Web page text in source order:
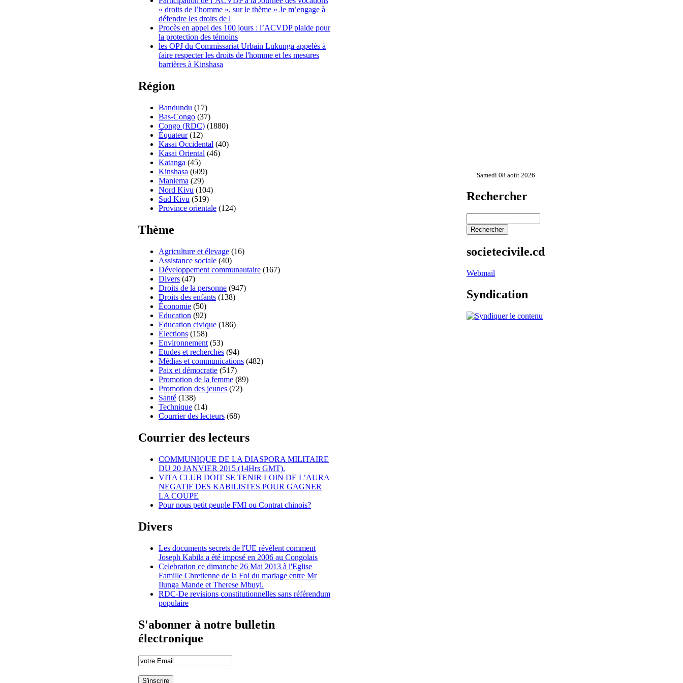
« droits de l’homme », sur le thème « Je m’engage à
défendre les droits de l
Procès en appel des 100 jours : l’ACVDP plaide pour
la protection des témoins
les OPJ du Commissariat Urbain Lukunga appelés à
faire respecter les droits de l'homme et les mesures
barrières à Kinshasa
Région
Bandundu (17)
Bas-Congo (37)
Congo (RDC) (1880)
Équateur(12)
Kasai Occidental (40)
Kasai Oriental (46)
Katanga (45)
Kinshasa (609)
Maniema (29)
Nord Kivu (104)
Sud Kivu (519)
Province orientale (124)
Thème
Agriculture et élevage (16)
Assistance sociale (40)
Développement communautaire (167)
Divers (47)
Droits de la personne (947)
Droits des enfants (138)
Économie (50)
Education (92)
Education civique (186)
Élections (158)
Environnement (53)
Etudes et recherches (94)
Médias et communications (482)
Paix et démocratie (517)
Promotion de la femme (89)
Promotion des jeunes (72)
Santé (138)
Technique (14)
Courrier des lecteurs (68)
Courrier des lecteurs
COMMUNIQUE DE LA DIASPORA MILITAIRE
DU 20 JANVIER 2015 (14Hrs GMT).
VITA CLUB DOIT SE TENIR LOIN DE L’AURA
NEGATIF DES KABILISTES POUR GAGNER
LA COUPE
Pour nous petit peuple FMI ou Contrat chinois?
Divers
Les documents secrets de l'UE révèlent comment
Joseph Kabila a été imposé en 2006 au Congolais
Celebration ce dimanche 26 Mai 2013 à l'Eglise
Famille Chretienne de la Foi du mariage entre Mr
Ilunga Mande et Therese Mbuyi.
RDC-De revisions constitutionnelles sans référendum
populaire
S'abonner à notre bulletin
électronique
Samedi 08 août 2026
Rechercher
societecivile.cd
Webmail
Syndication